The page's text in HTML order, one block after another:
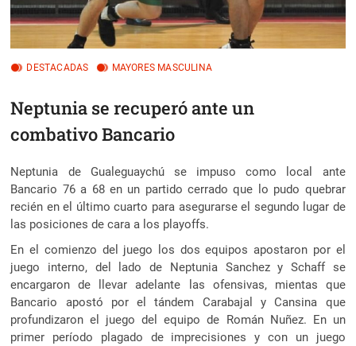
DESTACADAS MAYORES MASCULINA
Neptunia se recuperó ante un
combativo Bancario
Neptunia de Gualeguaychú se impuso como local ante
Bancario 76 a 68 en un partido cerrado que lo pudo quebrar
recién en el último cuarto para asegurarse el segundo lugar de
las posiciones de cara a los playoffs.
En el comienzo del juego los dos equipos apostaron por el
juego interno, del lado de Neptunia Sanchez y Schaff se
encargaron de llevar adelante las ofensivas, mientas que
Bancario apostó por el tándem Carabajal y Cansina que
profundizaron el juego del equipo de Román Nuñez. En un
primer período plagado de imprecisiones y con un juego